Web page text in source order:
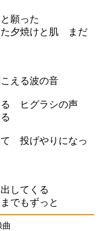
願った
夕焼けと肌 まだ
える波の音
ヒグラシの声
投げやりになっ
してくる
でもずっと